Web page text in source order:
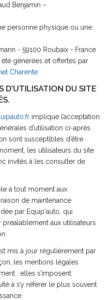
Benjamin –
personne physique ou une
- 59100 Roubaix - France
générées et offertes par
Charente
D’UTILISATION DU SITE
implique l’acceptation
d’utilisation ci-après
sont susceptibles d’être
les utilisateurs du site
invités à les consulter de
à tout moment aux
de maintenance
par Equip'auto, qui
aux utilisateurs
mis à jour régulièrement par
les mentions légales
: elles s’imposent
à s’y référer le plus souvent